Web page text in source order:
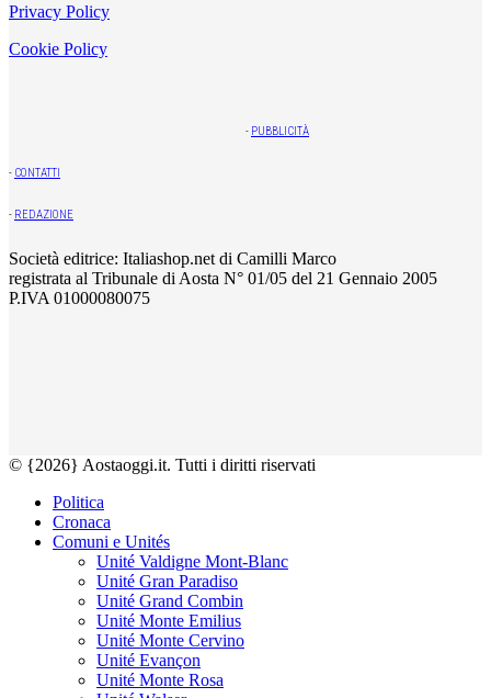
Privacy Policy
Cookie Policy
- PUBBLICITÀ
- CONTATTI
- REDAZIONE
Società editrice: Italiashop.net di Camilli Marco
registrata al Tribunale di Aosta N° 01/05 del 21 Gennaio 2005
P.IVA 01000080075
© {2026} Aostaoggi.it. Tutti i diritti riservati
Politica
Cronaca
Comuni e Unités
Unité Valdigne Mont-Blanc
Unité Gran Paradiso
Unité Grand Combin
Unité Monte Emilius
Unité Monte Cervino
Unité Evançon
Unité Monte Rosa